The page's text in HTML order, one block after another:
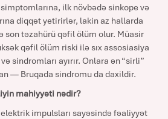
ilk növbədə sinkope və
diqqət yetirirlər, lakin az hallarda
son təzahürü qəfil ölüm olur. Müasir
qəfil ölüm riski ilə sıx assosiasiya
sindromları ayırır. Onlara ən “sirli”
— Bruqada sindromu da daxildir.
mahiyyəti nədir?
impulsları sayəsində fəaliyyət